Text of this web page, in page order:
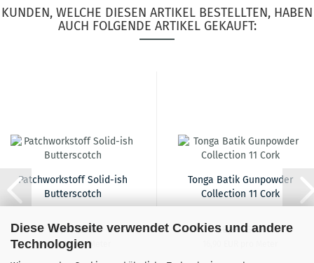
Diese Webseite verwendet Cookies und andere
Technologien
KUNDEN, WELCHE DIESEN ARTIKEL BESTELLTEN, HABEN
AUCH FOLGENDE ARTIKEL GEKAUFT:
Patchworkstoff Solid-ish
Butterscotch
18,90 EUR
18,90 EUR pro Meter
Tonga Batik Gunpowder
Collection 11 Cork
16,90 EUR